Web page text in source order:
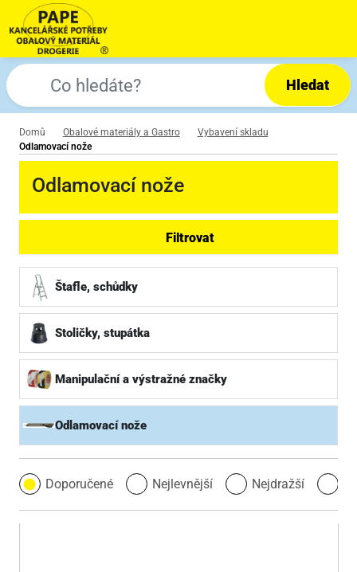
Hledat
Domů Obalové materiály a Gastro
Vybavení skladu
Odlamovací nože
Odlamovací nože
Filtrovat
Štafle, schůdky
Stoličky, stupátka
Manipulační a výstražné značky
Odlamovací nože
Doporučené Nejlevnější Nejdražší